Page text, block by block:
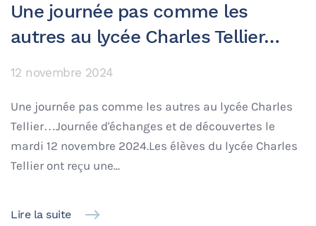
Une journée pas comme les
autres au lycée Charles Tellier…
12 novembre 2024
Une journée pas comme les autres au lycée Charles
Tellier…Journée d'échanges et de découvertes le
mardi 12 novembre 2024.Les élèves du lycée Charles
Tellier ont reçu une...
Lire la suite